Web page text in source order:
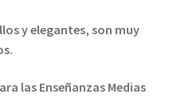
y elegantes, son muy
las Enseñanzas Medias